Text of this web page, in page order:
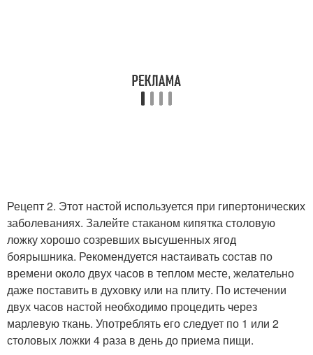
Рецепт 2. Этот настой используется при гипертонических
заболеваниях. Залейте стаканом кипятка столовую
ложку хорошо созревших высушенных ягод
боярышника. Рекомендуется настаивать состав по
времени около двух часов в теплом месте, желательно
даже поставить в духовку или на плиту. По истечении
двух часов настой необходимо процедить через
марлевую ткань. Употреблять его следует по 1 или 2
столовых ложки 4 раза в день до приема пищи.